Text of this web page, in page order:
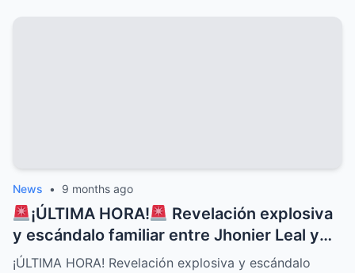
News • 9 months ago
¡ÚLTIMA HORA!
Revelación explosiva
y escándalo familiar entre Jhonier Leal y
Mauricio Leal que sacude los cimientos de
¡ÚLTIMA HORA! Revelación explosiva y escándalo